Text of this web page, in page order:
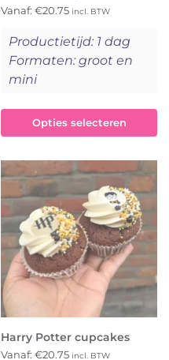
Vanaf: €20.75 incl. BTW
Productietijd: 1 dag
Formaten: groot en
mini
Opties selecteren
Harry Potter cupcakes
Vanaf: €20.75 incl. BTW